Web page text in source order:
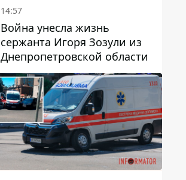
14:57
Война унесла жизнь
сержанта Игоря Зозули из
Днепропетровской области